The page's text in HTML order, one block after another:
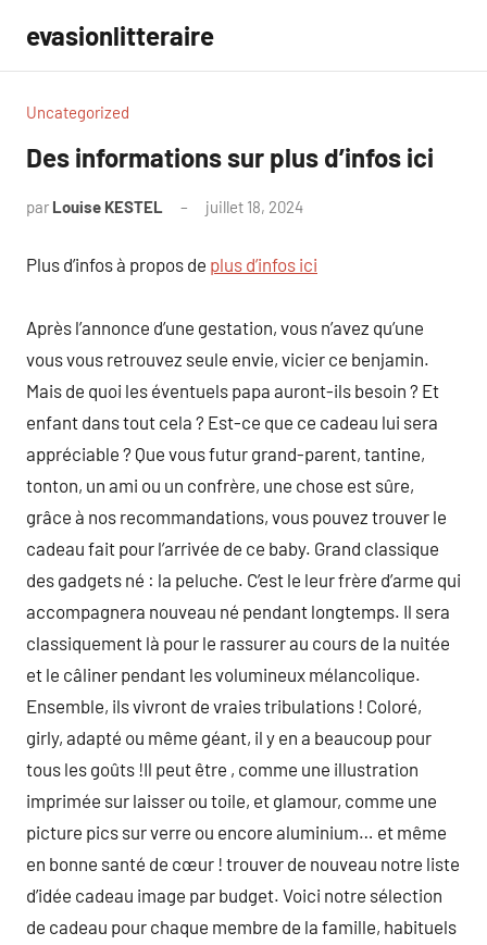
contenu
evasionlitteraire
Uncategorized
Des informations sur plus d’infos ici
par Louise KESTEL juillet 18, 2024
Plus d’infos à propos de plus d’infos ici
Après l’annonce d’une gestation, vous n’avez qu’une
vous vous retrouvez seule envie, vicier ce benjamin.
Mais de quoi les éventuels papa auront-ils besoin ? Et
enfant dans tout cela ? Est-ce que ce cadeau lui sera
appréciable ? Que vous futur grand-parent, tantine,
tonton, un ami ou un confrère, une chose est sûre,
grâce à nos recommandations, vous pouvez trouver le
cadeau fait pour l’arrivée de ce baby. Grand classique
des gadgets né : la peluche. C’est le leur frère d’arme qui
accompagnera nouveau né pendant longtemps. Il sera
classiquement là pour le rassurer au cours de la nuitée
et le câliner pendant les volumineux mélancolique.
Ensemble, ils vivront de vraies tribulations ! Coloré,
girly, adapté ou même géant, il y en a beaucoup pour
tous les goûts !Il peut être , comme une illustration
imprimée sur laisser ou toile, et glamour, comme une
picture pics sur verre ou encore aluminium… et même
en bonne santé de cœur ! trouver de nouveau notre liste
d’idée cadeau image par budget. Voici notre sélection
de cadeau pour chaque membre de la famille, habituels